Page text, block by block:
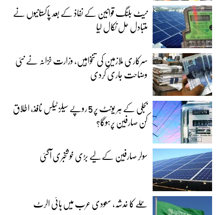
نیٹ بلنگ قوانین کے نفاذ کے بعد پاکستانیوں نے
متبادل حل نکال لیا
سرکاری ملازمین کی تنخواہیں، وزارت خزانہ نے نئی
وضاحت جاری کردی
بجلی کے ہر یونٹ پر 5 روپے سیلز ٹیکس نافذ، اطلاق
کن صارفین پرہوگا؟
سولر صارفین کے لیے بڑی خوشخبری آگئی
حملے کا خدشہ، سعودی عرب میں ہائی الرٹ